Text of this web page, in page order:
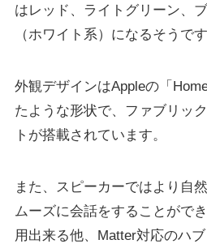
はレッド、ライトグリーン、
（ホワイト系）になるそうです
外観デザインはAppleの「
たような形状で、ファブリッ
トが搭載されています。
また、スピーカーではより自
ムーズに会話をすることがで
用出来る他、Matter対応のハ